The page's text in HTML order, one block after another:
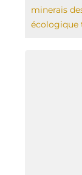
minerais
écologique